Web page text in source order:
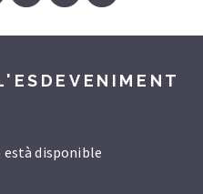
està disponible